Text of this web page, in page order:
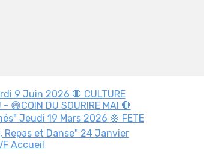
9 Juin 2026 🛑 CULTURE
- 😄COIN DU SOURIRE MAI 🛑
Jeudi 19 Mars 2026 🌸 FETE
Repas et Danse" 24 Janvier
Accueil